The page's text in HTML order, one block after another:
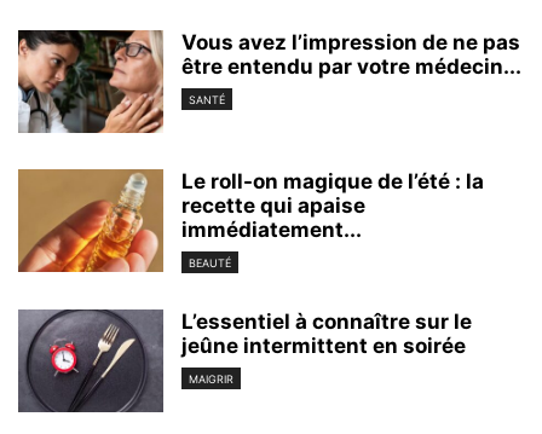
Vous avez l’impression de ne pas
être entendu par votre médecin...
SANTÉ
Le roll-on magique de l’été : la
recette qui apaise
immédiatement...
BEAUTÉ
L’essentiel à connaître sur le
jeûne intermittent en soirée
MAIGRIR